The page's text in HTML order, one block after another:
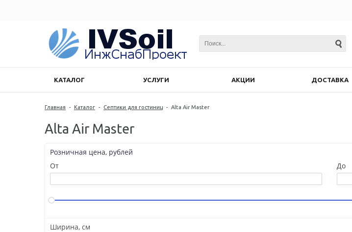
КАТАЛОГ УСЛУГИ АКЦИИ ДОСТАВКА
Главная - Каталог - Септики для гостиниц - Alta Air Master
Alta Air Master
Розничная цена, рублей
От
До
Ширина, см